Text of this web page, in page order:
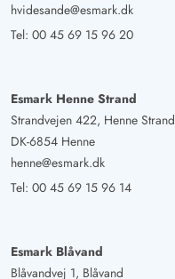
hvidesande@esmark.dk
Tel: 00 45 69 15 96 20
Esmark Henne Strand
Strandvejen 422, Henne Strand
DK-6854 Henne
henne@esmark.dk
Tel: 00 45 69 15 96 14
Esmark Blåvand
Blåvandvej 1, Blåvand